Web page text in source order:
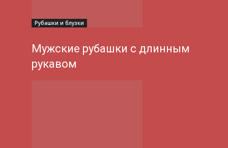
Рубашки и блузки
Мужские рубашки с длинным
рукавом